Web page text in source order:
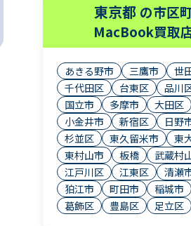
東京都 の市区
MacBook買取
あきる野市 三鷹市 世
千代田区
台東区 品川
国立市
多摩市 大田区
小金井市
新宿区 日野
杉並区
東久留米市
東
東村山市
板橋 武蔵村
江戸川区
江東区 清瀬
狛江市
町田市 稲城市
葛飾区
豊島区 足立区